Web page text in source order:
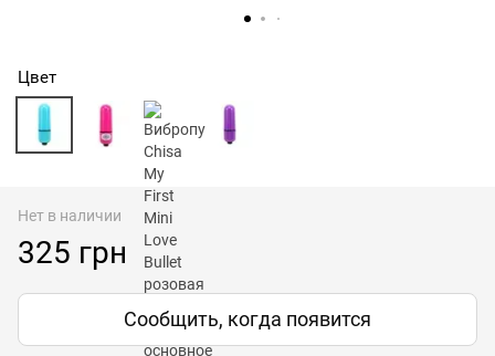
Цвет
Нет в наличии
325 грн
Сообщить, когда появится